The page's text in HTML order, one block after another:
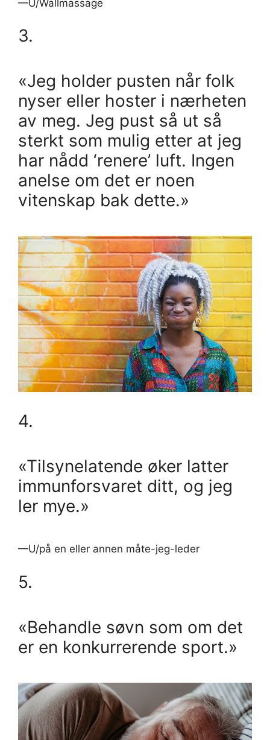
—U/Wallmassage
3.
«Jeg holder pusten når folk
nyser eller hoster i nærheten
av meg. Jeg pust så ut så
sterkt som mulig etter at jeg
har nådd ‘renere’ luft. Ingen
anelse om det er noen
vitenskap bak dette.»
4.
«Tilsynelatende øker latter
immunforsvaret ditt, og jeg
ler mye.»
—U/på en eller annen måte-jeg-leder
5.
«Behandle søvn som om det
er en konkurrerende sport.»